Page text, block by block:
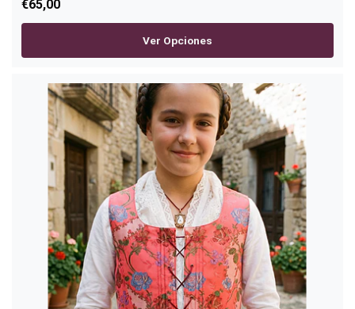
€65,00
Ver Opciones